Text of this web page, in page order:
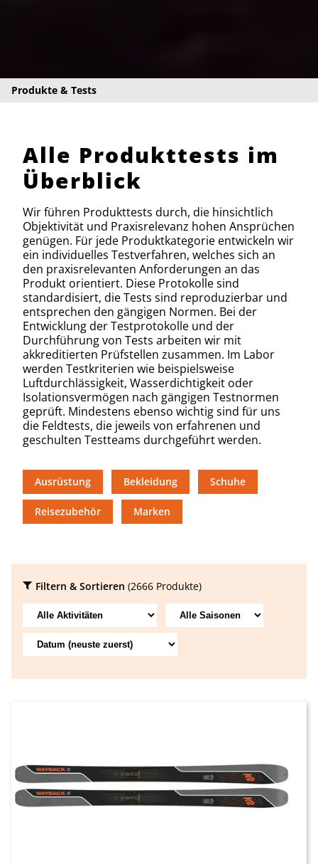
Produkte & Tests
Alle Produkttests im
Überblick
Wir führen Produkttests durch, die hinsichtlich
Objektivität und Praxisrelevanz hohen Ansprüchen
genügen. Für jede Produktkategorie entwickeln wir
ein individuelles Testverfahren, welches sich an
den praxisrelevanten Anforderungen an das
Produkt orientiert. Diese Protokolle sind
standardisiert, die Tests sind reproduzierbar und
entsprechen den gängigen Normen. Bei der
Entwicklung der Testprotokolle und der
Durchführung von Tests arbeiten wir mit
akkreditierten Prüfstellen zusammen. Im Labor
werden Testkriterien wie beispielsweise
Luftdurchlässigkeit, Wasserdichtigkeit oder
Isolationsvermögen nach gängigen Testnormen
geprüft. Mindestens ebenso wichtig sind für uns
die Feldtests, die jeweils von erfahrenen und
geschulten Testteams durchgeführt werden.
Ausrüstung Bekleidung Schuhe
Reisezubehör Marken
Filtern & Sortieren (2666 Produkte)